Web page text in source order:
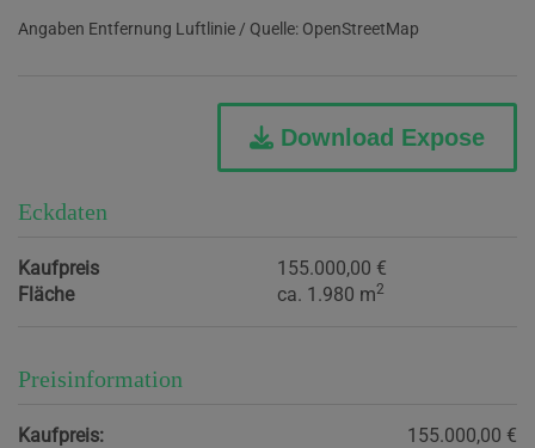
Angaben Entfernung Luftlinie / Quelle: OpenStreetMap
Download Expose
Eckdaten
Kaufpreis
155.000,00 €
Fläche
ca. 1.980 m2
Preisinformation
Kaufpreis: 155.000,00 €